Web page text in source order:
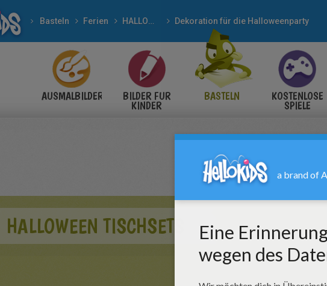
Basteln Ferien HALLOWEEN Bastelmaterial Dekoration für die Halloweenparty
AUSMALBILDER BILDER FÜR
KINDER
BASTELN KOSTENLOSE
SPIELE
HALLOWEEN TISCHSETS